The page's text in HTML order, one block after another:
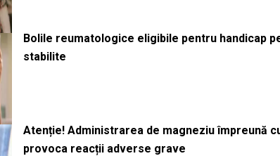
Bolile reumatologice eligibile pentru handicap
stabilite
Atenție! Administrarea de magneziu împreună
provoca reacții adverse grave